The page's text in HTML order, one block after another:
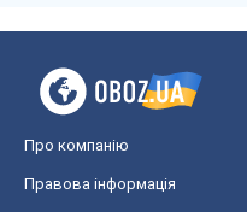
Про компанію
Правова інформація